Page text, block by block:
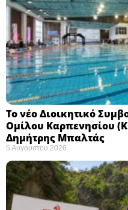
Το νέο Διοικητικό
Ομίλου Καρπενησίου
Δημήτρης Μπαλτάς
5 Αυγούστου 2026